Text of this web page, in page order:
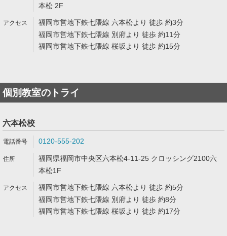
本松 2F
福岡市営地下鉄七隈線 六本松より 徒歩 約3分
福岡市営地下鉄七隈線 別府より 徒歩 約11分
福岡市営地下鉄七隈線 桜坂より 徒歩 約15分
個別教室のトライ
六本松校
0120-555-202
福岡県福岡市中央区六本松4-11-25 クロッシング2100六
本松1F
福岡市営地下鉄七隈線 六本松より 徒歩 約5分
福岡市営地下鉄七隈線 別府より 徒歩 約8分
福岡市営地下鉄七隈線 桜坂より 徒歩 約17分